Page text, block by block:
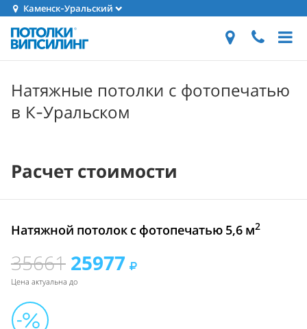
Каменск-Уральский
Натяжные потолки с фотопечатью
в К-Уральском
Расчет стоимости
Натяжной потолок с фотопечатью 5,6 м2
35661 25977
Цена актуальна до